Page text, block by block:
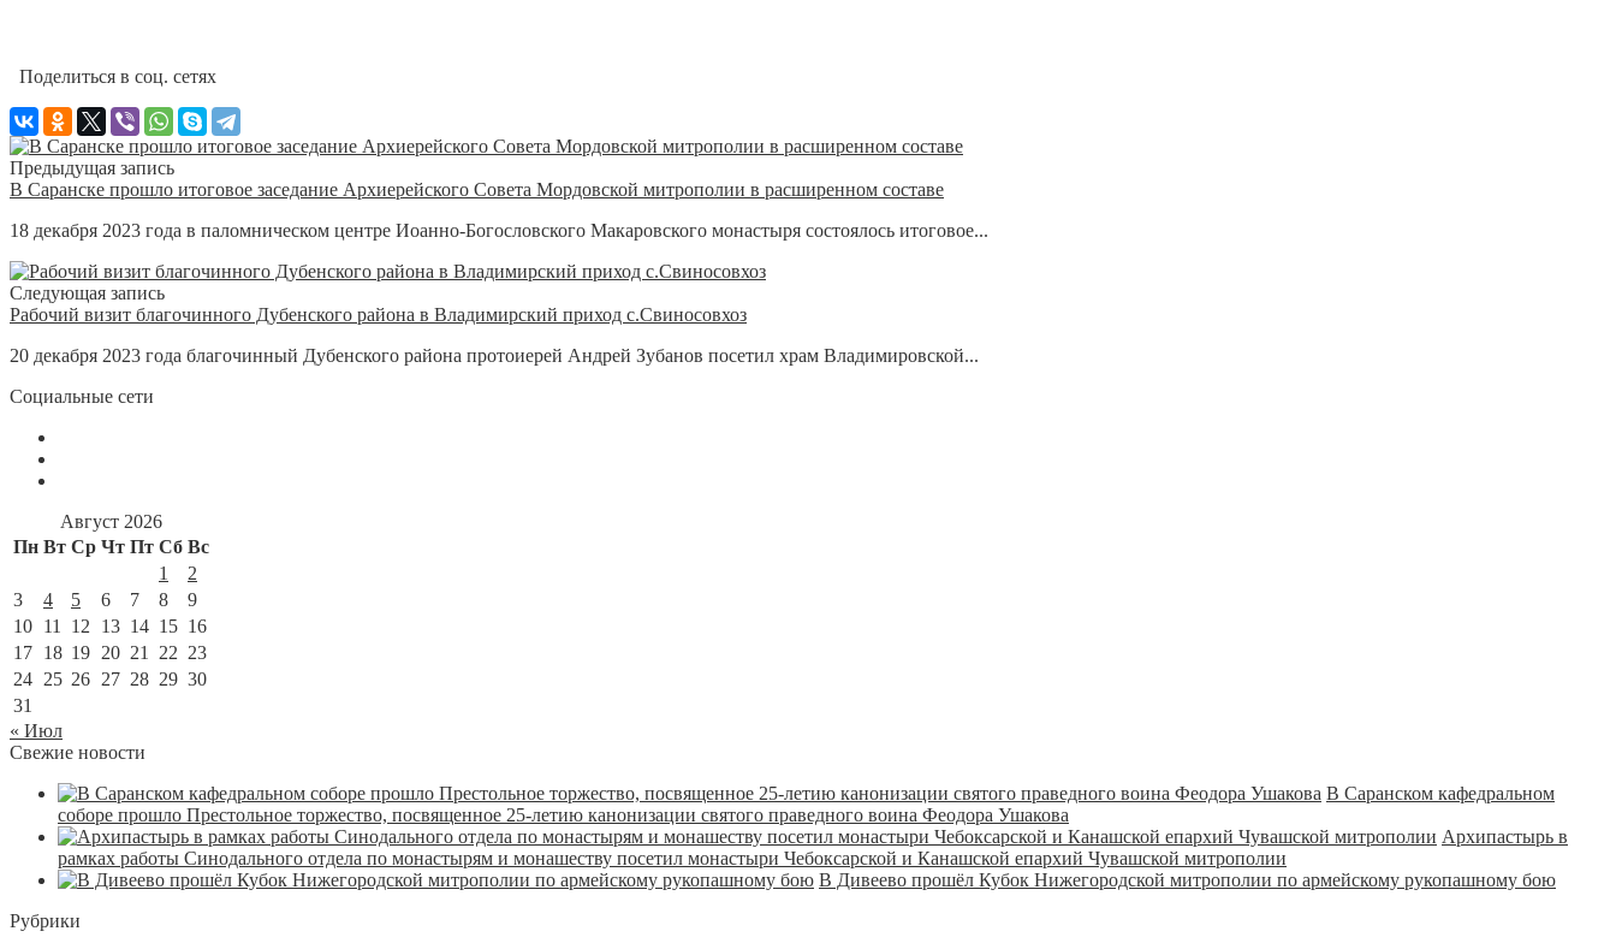
Поделиться в соц. сетях
Предыдущая запись
В Саранске прошло итоговое заседание Архиерейского Совета Мордовской митрополии в расширенном составе
18 декабря 2023 года в паломническом центре Иоанно-Богословского Макаровского монастыря состоялось итоговое...
Следующая запись
Рабочий визит благочинного Дубенского района в Владимирский приход с.Свиносовхоз
20 декабря 2023 года благочинный Дубенского района протоиерей Андрей Зубанов посетил храм Владимировской...
Социальные сети
Август 2026
Пн Вт Ср Чт Пт Сб Вс
1
2
3
4 5 6 7 8
9
10 11 12 13 14 15 16
17 18 19 20 21 22 23
24 25 26 27 28 29 30
31
« Июл
Свежие новости
В Саранском кафедральном
соборе прошло Престольное торжество, посвященное 25-летию канонизации святого праведного воина Феодора Ушакова
Архипастырь в
рамках работы Синодального отдела по монастырям и монашеству посетил монастыри Чебоксарской и Канашской епархий Чувашской митрополии
В Дивеево прошёл Кубок Нижегородской митрополии по армейскому рукопашному бою
Рубрики